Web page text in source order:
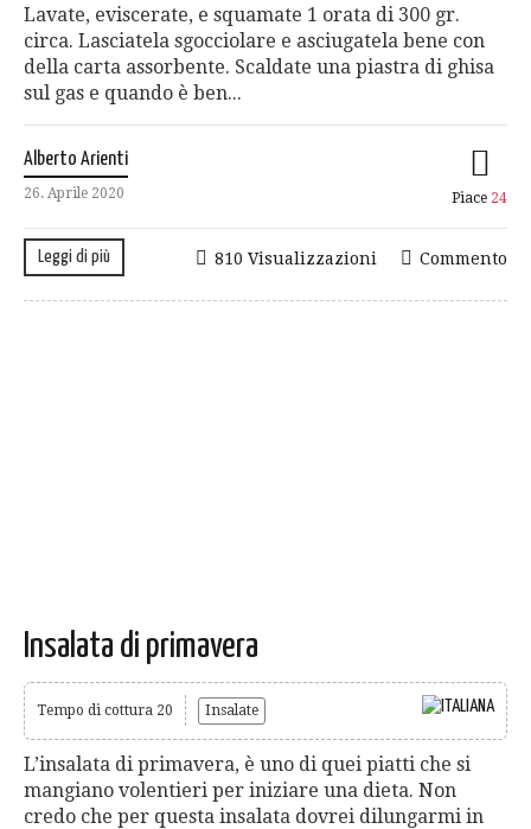
Lavate, eviscerate, e squamate 1 orata di 300 gr.
circa. Lasciatela sgocciolare e asciugatela bene con
della carta assorbente. Scaldate una piastra di ghisa
sul gas e quando è ben...
Alberto Arienti
26. Aprile 2020 Piace 24
Leggi di più Commento
810 Visualizzazioni
Insalata di primavera
Tempo di cottura 20 Insalate
L’insalata di primavera, è uno di quei piatti che si
mangiano volentieri per iniziare una dieta. Non
credo che per questa insalata dovrei dilungarmi in